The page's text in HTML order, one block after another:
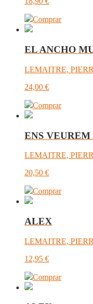
Comprar
EL ANCHO
LEMAITRE,
24,00 €
Comprar
ENS
LEMAITRE,
20,50 €
Comprar
ALEX
LEMAITRE,
12,95 €
Comprar